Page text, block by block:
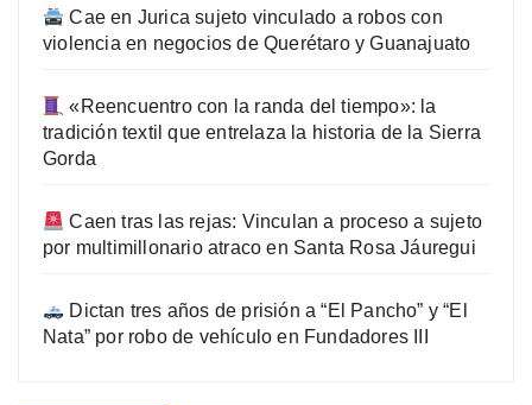
Cae en Jurica sujeto vinculado a robos con
violencia en negocios de Querétaro y Guanajuato
«Reencuentro con la randa del tiempo»: la
tradición textil que entrelaza la historia de la Sierra
Gorda
Caen tras las rejas: Vinculan a proceso a sujeto
por multimillonario atraco en Santa Rosa Jáuregui
Dictan tres años de prisión a “El Pancho” y “El
Nata” por robo de vehículo en Fundadores III